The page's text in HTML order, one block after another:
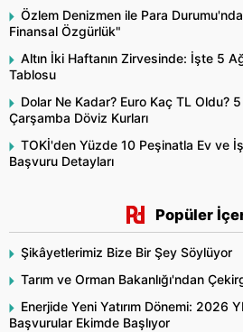
Özlem Denizmen ile Para
Finansal Özgürlük"
Altın İki Haftanın Zirvesinde: İşte 5
Tablosu
Dolar Ne Kadar? Euro Kaç TL Oldu?
Çarşamba Döviz Kurları
TOKİ'den Yüzde 10 Peşinatla Ev ve
Başvuru Detayları
Popüler
Şikâyetlerimiz Bize Bir Şey Söylüyor
Tarım ve Orman Bakanlığı'ndan
Enerjide Yeni Yatırım Dönemi: 2026
Başvurular Ekimde Başlıyor